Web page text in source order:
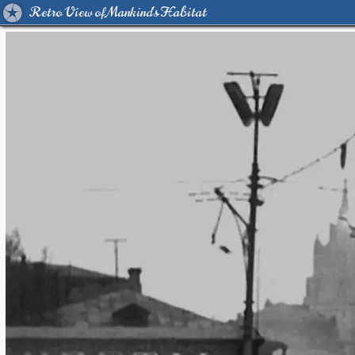
Retro View of Mankind's Habitat